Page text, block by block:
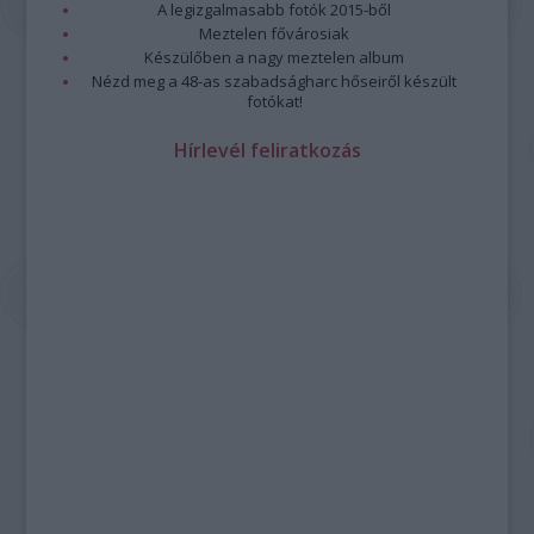
A legizgalmasabb fotók 2015-ből
Meztelen fővárosiak
Készülőben a nagy meztelen album
Nézd meg a 48-as szabadságharc hőseiről készült
fotókat!
Hírlevél feliratkozás